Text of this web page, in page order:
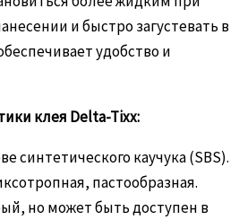
и быстро загустевать в
удобство и
клея Delta-Tixx:
синтетического каучука (SBS).
пастообразная.
но может быть доступен в